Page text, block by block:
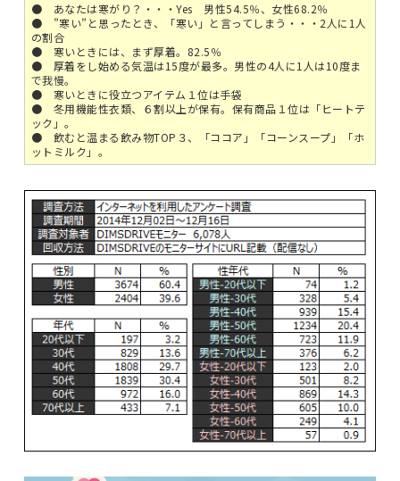
● あなたは寒がり？・・・Yes 男性54.5％、女性68.2％
● ”寒い”と思ったとき、「寒い」と言ってしまう・・・2人に1人
の割合
● 寒いときには、まず厚着。82.5％
● 厚着をし始める気温は15度が最多。男性の4人に1人は10度ま
で我慢。
● 寒いときに役立つアイテム１位は手袋
● 冬用機能性衣類、６割以上が保有。保有商品１位は「ヒートテ
ック」。
● 飲むと温まる飲み物TOP３、「ココア」「コーンスープ」「ホ
ットミルク」。